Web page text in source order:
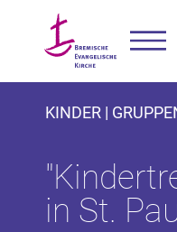
KINDER |
in St.